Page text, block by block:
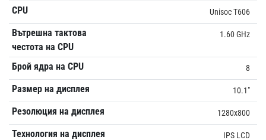
CPU Unisoc T606
Вътрешна тактова
честота на CPU
1.60 GHz
Брой ядра на CPU 8
Размер на дисплея 10.1"
Резолюция на дисплея 1280x800
Технология на дисплея IPS LCD